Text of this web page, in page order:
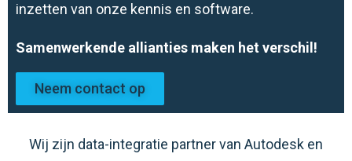
inzetten van onze kennis en software.
Samenwerkende allianties maken het verschil!
Neem contact op
Wij zijn data-integratie partner van Autodesk en